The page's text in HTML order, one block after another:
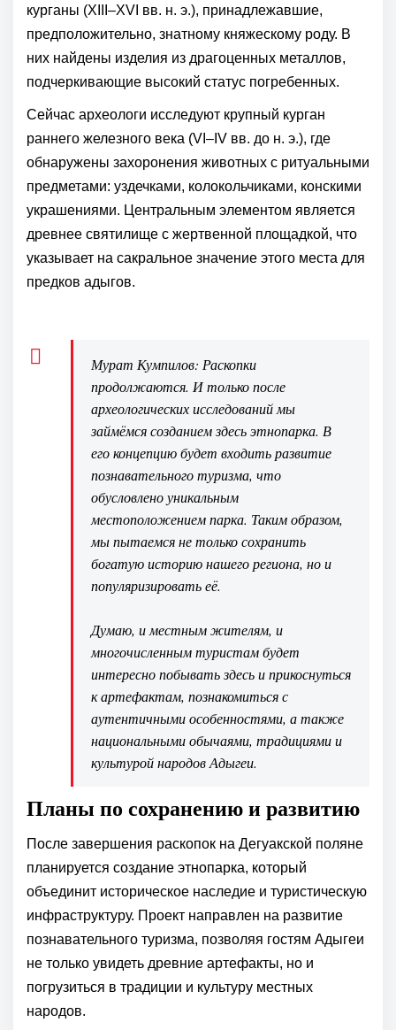
курганы (XIII–XVI вв. н. э.), принадлежавшие,
предположительно, знатному княжескому роду. В
них найдены изделия из драгоценных металлов,
подчеркивающие высокий статус погребенных.
Сейчас археологи исследуют крупный курган
раннего железного века (VI–IV вв. до н. э.), где
обнаружены захоронения животных с ритуальными
предметами: уздечками, колокольчиками, конскими
украшениями. Центральным элементом является
древнее святилище с жертвенной площадкой, что
указывает на сакральное значение этого места для
предков адыгов.
Мурат Кумпилов: Раскопки
продолжаются. И только после
археологических исследований мы
займёмся созданием здесь этнопарка. В
его концепцию будет входить развитие
познавательного туризма, что
обусловлено уникальным
местоположением парка. Таким образом,
мы пытаемся не только сохранить
богатую историю нашего региона, но и
популяризировать её.
Думаю, и местным жителям, и
многочисленным туристам будет
интересно побывать здесь и прикоснуться
к артефактам, познакомиться с
аутентичными особенностями, а также
национальными обычаями, традициями и
культурой народов Адыгеи.
Планы по сохранению и развитию
После завершения раскопок на Дегуакской поляне
планируется создание этнопарка, который
объединит историческое наследие и туристическую
инфраструктуру. Проект направлен на развитие
познавательного туризма, позволяя гостям Адыгеи
не только увидеть древние артефакты, но и
погрузиться в традиции и культуру местных
народов.